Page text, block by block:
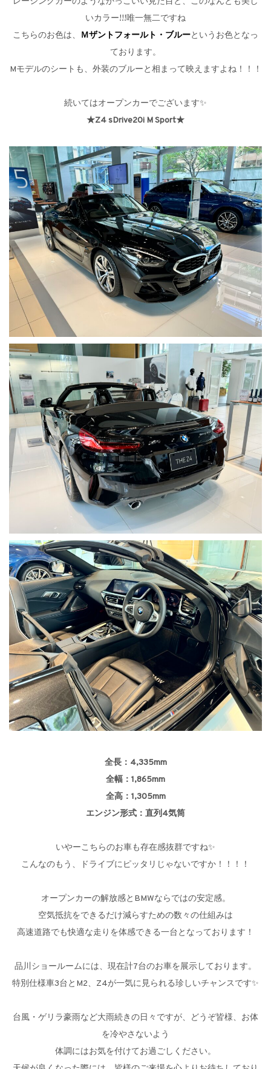
いカラー!!!唯一無二ですね
こちらのお色は、
Ｍザントフォールト・ブルーというお色となっ
ております。
Mモデルのシートも、外装のブルーと相まって映えますよね！！！
続いてはオープンカーでございます✨
★Z4 sDrive20i M Sport★
全長：4,335mm
全幅：1,865mm
全高：1,305mm
エンジン形式：直列4気筒
いやーこちらのお車も存在感抜群ですね✨
こんなのもう、ドライブにピッタリじゃないですか！！！！
オープンカーの解放感とBMWならではの安定感。
空気抵抗をできるだけ減らすための数々の仕組みは
高速道路でも快適な走りを体感できる一台となっております！
品川ショールームには、現在計7台のお車を展示しております。
特別仕様車3台とM2、Z4が一気に見られる珍しいチャンスです✨
台風・ゲリラ豪雨など大雨続きの日々ですが、どうぞ皆様、お体
を冷やさないよう
体調にはお気を付けてお過ごしください。